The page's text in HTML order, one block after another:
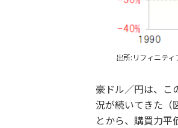
出所:リフィニテ
豪ドル／円は、こ
況が続いてきた（
とから、購買力平